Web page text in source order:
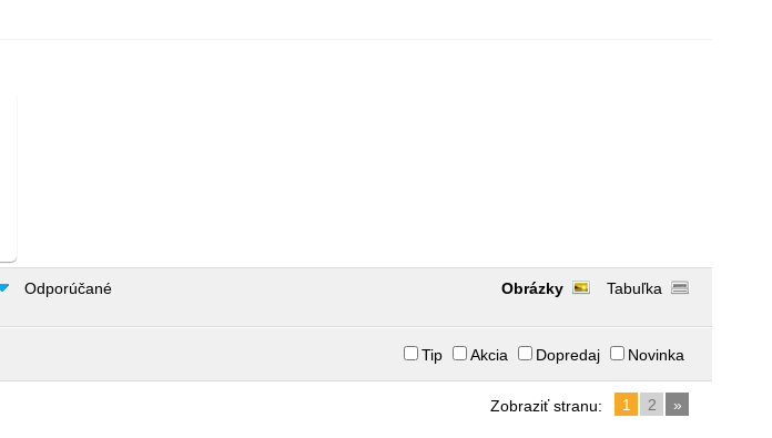
Odporúčané
Obrázky Tabuľka
Tip Akcia Dopredaj Novinka
Zobraziť stranu: 1 2 »